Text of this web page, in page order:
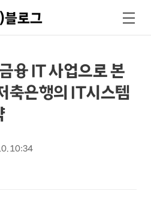
블로그
색
메
뉴
융 IT 사업으로 본
축은행의 IT시스템
10:34